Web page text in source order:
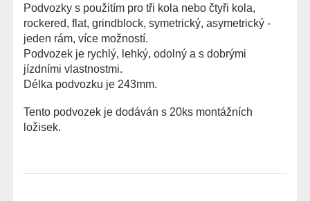
Podvozky s použitím pro tři kola nebo čtyři kola,
rockered, flat, grindblock, symetrický, asymetrický -
jeden rám, více možností.
Podvozek je rychlý, lehký, odolný a s dobrými
jízdními vlastnostmi.
Délka podvozku je 243mm.
Tento podvozek je dodáván s 20ks montážních
ložisek.